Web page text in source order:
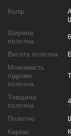
Колір
Ширина
полотна
Висота полотна
Можливість
підрізки
полотна
Товщина
полотна
Полотно
Каркас